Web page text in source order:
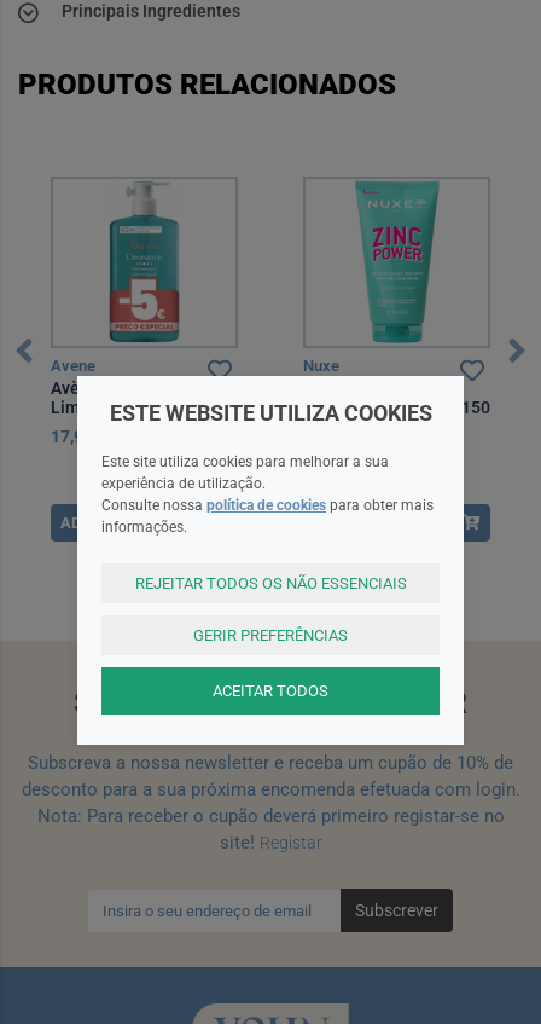
Principais Ingredientes
PRODUTOS RELACIONADOS
Avene
Avène Cleanance Gel de
Limpeza 400 ml com
Desconto de 5 Euros
17,90EUR
ADICIONAR
Nuxe
Limpeza Purificante 150
ml
SUBSCREVA A NEWSLETTER
Subscreva a nossa newsletter e receba um cupão de 10% de
desconto para a sua próxima encomenda efetuada com login.
Nota: Para receber o cupão deverá primeiro registar-se no
site! Registar
Subscrever
ESTE WEBSITE UTILIZA COOKIES
Este site utiliza cookies para melhorar a sua
experiência de utilização.
Consulte nossa política de cookies para obter mais
informações.
REJEITAR TODOS OS NÃO ESSENCIAIS
GERIR PREFERÊNCIAS
ACEITAR TODOS